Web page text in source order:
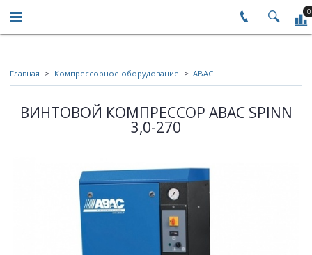
0
Главная Компрессорное оборудование ABAC
ВИНТОВОЙ КОМПРЕССОР ABAC SPINN
3,0-270